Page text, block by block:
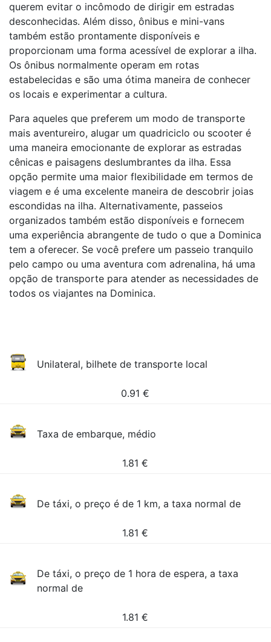
querem evitar o incômodo de dirigir em estradas
desconhecidas. Além disso, ônibus e mini-vans
também estão prontamente disponíveis e
proporcionam uma forma acessível de explorar a ilha.
Os ônibus normalmente operam em rotas
estabelecidas e são uma ótima maneira de conhecer
os locais e experimentar a cultura.
Para aqueles que preferem um modo de transporte
mais aventureiro, alugar um quadriciclo ou scooter é
uma maneira emocionante de explorar as estradas
cênicas e paisagens deslumbrantes da ilha. Essa
opção permite uma maior flexibilidade em termos de
viagem e é uma excelente maneira de descobrir joias
escondidas na ilha. Alternativamente, passeios
organizados também estão disponíveis e fornecem
uma experiência abrangente de tudo o que a Dominica
tem a oferecer. Se você prefere um passeio tranquilo
pelo campo ou uma aventura com adrenalina, há uma
opção de transporte para atender as necessidades de
todos os viajantes na Dominica.
Unilateral, bilhete de transporte local
0.91 €
Taxa de embarque, médio
1.81 €
De táxi, o preço é de 1 km, a taxa normal de
1.81 €
De táxi, o preço de 1 hora de espera, a taxa
normal de
1.81 €